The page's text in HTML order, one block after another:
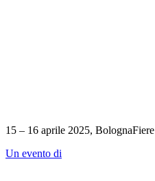
15 – 16 aprile 2025, BolognaFiere
Un evento di